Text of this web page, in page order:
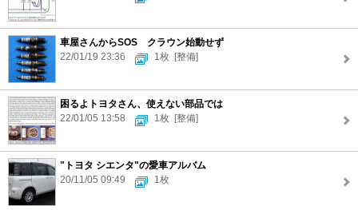
車屋さんからSOS クラウン始動せず
22/01/19 23:36
1枚 [整備]
困るよトヨタさん、使えない部品では
22/01/05 13:58
1枚 [整備]
"トヨタ シエンタ"の愛車アルバム
20/11/05 09:49
1枚